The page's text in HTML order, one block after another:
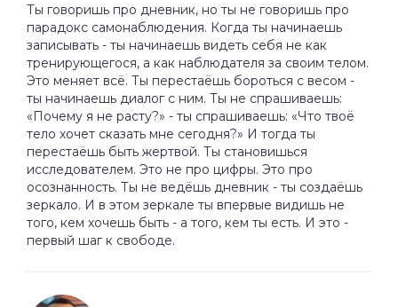
Ты говоришь про дневник, но ты не говоришь про
парадокс самонаблюдения. Когда ты начинаешь
записывать - ты начинаешь видеть себя не как
тренирующегося, а как наблюдателя за своим телом.
Это меняет всё. Ты перестаёшь бороться с весом -
ты начинаешь диалог с ним. Ты не спрашиваешь:
«Почему я не расту?» - ты спрашиваешь: «Что твоё
тело хочет сказать мне сегодня?» И тогда ты
перестаёшь быть жертвой. Ты становишься
исследователем. Это не про цифры. Это про
осознанность. Ты не ведёшь дневник - ты создаёшь
зеркало. И в этом зеркале ты впервые видишь не
того, кем хочешь быть - а того, кем ты есть. И это -
первый шаг к свободе.